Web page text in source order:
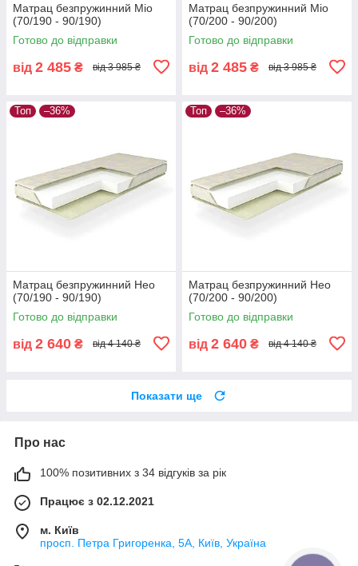
Матрац безпружинний Міо
(70/190 - 90/190)
Готово до відправки
від 2 485 ₴ від 3 985 ₴
Матрац безпружинний Міо
(70/200 - 90/200)
Готово до відправки
від 2 485 ₴ від 3 985 ₴
Топ –36%
Матрац безпружинний Нео
(70/190 - 90/190)
Готово до відправки
від 2 640 ₴ від 4 140 ₴
Топ –36%
Матрац безпружинний Нео
(70/200 - 90/200)
Готово до відправки
від 2 640 ₴ від 4 140 ₴
Показати ще
Про нас
100% позитивних з 34 відгуків за рік
Працює з 02.12.2021
м. Київ
просп. Петра Григоренка, 5А, Київ, Україна